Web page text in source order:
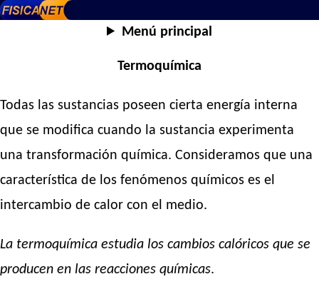
Menú principal
Termoquímica
Todas las sustancias poseen cierta energía interna
que se modifica cuando la sustancia experimenta
una transformación química. Consideramos que una
característica de los fenómenos químicos es el
intercambio de calor con el medio.
La termoquímica estudia los cambios calóricos que se
producen en las reacciones químicas.